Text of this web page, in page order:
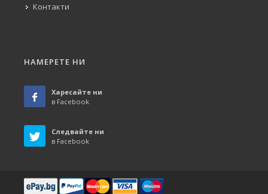
Контакти
НАМЕРЕТЕ НИ
Харесайте ни
в Facebook
Следвайте ни
в Facebook